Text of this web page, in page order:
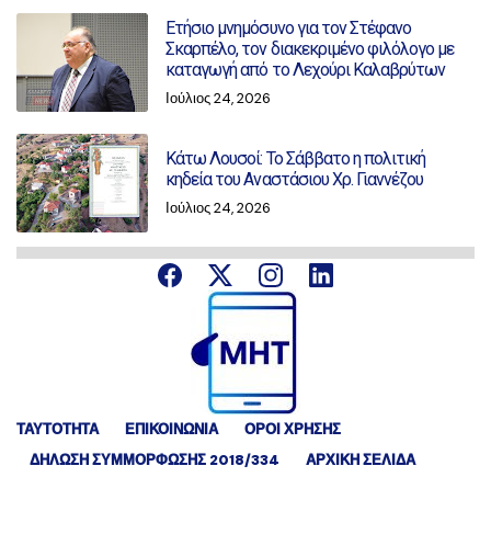
Ετήσιο μνημόσυνο για τον Στέφανο
Σκαρπέλο, τον διακεκριμένο φιλόλογο με
καταγωγή από το Λεχούρι Καλαβρύτων
Ιούλιος 24, 2026
Κάτω Λουσοί: Το Σάββατο η πολιτική
κηδεία του Αναστάσιου Χρ. Γιαννέζου
Ιούλιος 24, 2026
ΤΑΥΤΟΤΗΤΑ ΕΠΙΚΟΙΝΩΝΙΑ
ΟΡΟΙ ΧΡΗΣΗΣ
ΔΉΛΩΣΗ ΣΥΜΜΌΡΦΩΣΗΣ 2018/334
ΑΡΧΙΚΗ ΣΕΛΙΔΑ